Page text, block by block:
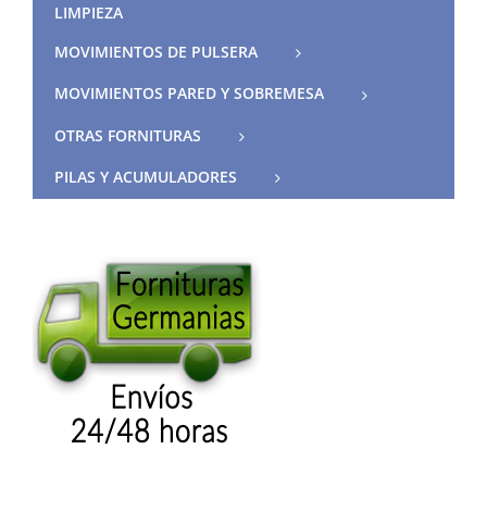
LIMPIEZA
MOVIMIENTOS DE PULSERA
MOVIMIENTOS PARED Y SOBREMESA
OTRAS FORNITURAS
PILAS Y ACUMULADORES